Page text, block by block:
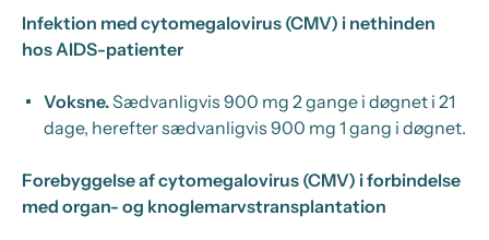
Infektion med cytomegalovirus (CMV) i nethinden
hos AIDS-patienter
Voksne.Sædvanligvis 900 mg 2 gange i døgnet i 21
dage, herefter sædvanligvis 900 mg 1 gang i døgnet.
Forebyggelse af cytomegalovirus (CMV) i forbindelse
med organ- og knoglemarvstransplantation